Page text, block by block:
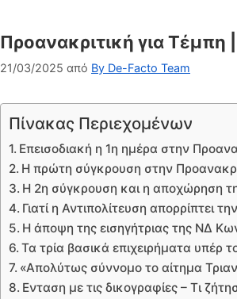
Προανακριτική για Τέμπη
21/03/2025 από By De-Facto Team
Πίνακας Περιεχομένων
Επεισοδιακή η 1η ημέρα στην
Η πρώτη σύγκρουση στην
Η 2η σύγκρουση και η αποχώρηση
Γιατί η Αντιπολίτευση απορρίπτει
Η άποψη της εισηγήτριας της ΝΔ
Τα τρία βασικά επιχειρήματα υπέρ
«Απολύτως σύννομο το αίτημα
Ενταση με τις δικογραφίες – Τι